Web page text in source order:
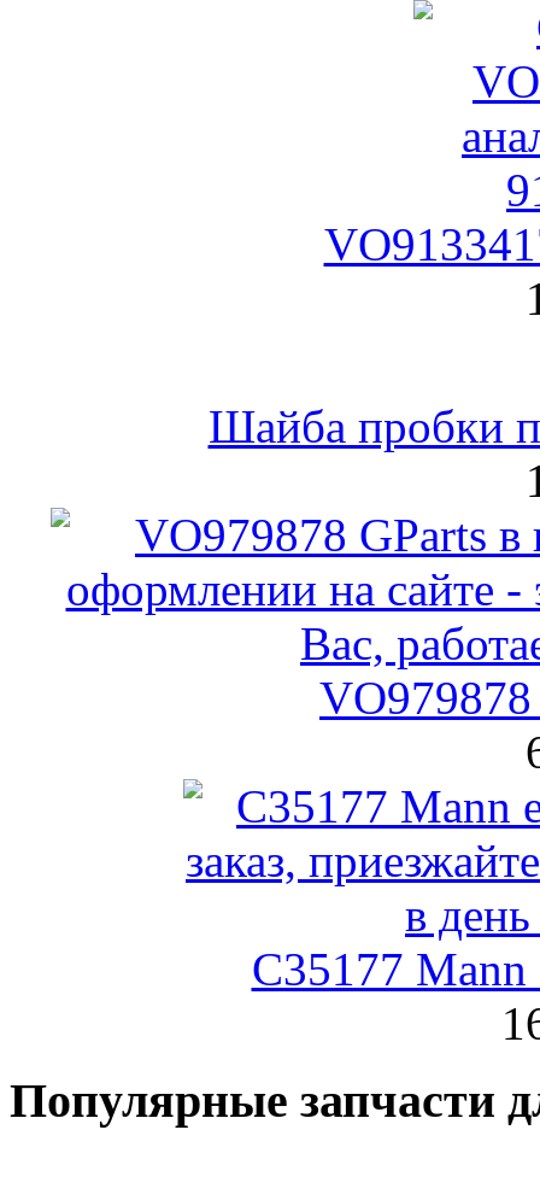
Шайба пробки
VO979878
C35177
Популярные запчасти